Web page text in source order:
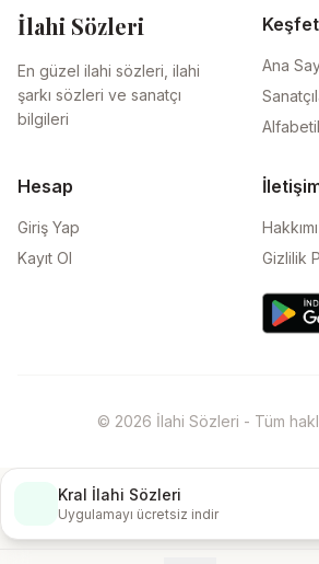
İlahi Sözleri
En güzel ilahi sözleri, ilahi
şarkı sözleri ve sanatçı
bilgileri
Keşfet
Ana
Hesap
Giriş Yap
Kayıt Ol
Gizlilik
© 2026 İlahi Sözleri - Tüm
Kral İlahi Sözleri
Uygulamayı ücretsiz indir